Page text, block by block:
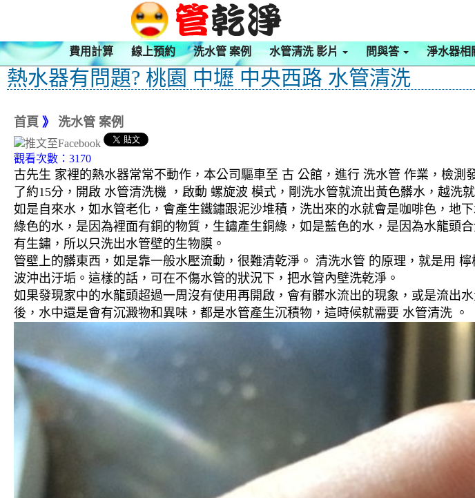
費用計算 線上預約 洗水管 案例 水管清洗 影片 問與答 淨水器相
熱水器有問題? 桃園 中壢 中央西路 水管清洗
首頁 》 洗水管 案例
觀看次數：3170
古先生 家裡的熱水器常常不動作，本公司驅車至 古 公館，進行 洗水管 作業，檢
了約15分，開啟 水管清洗機 ，啟動 螺旋波 模式，剛洗水管就流出黃色髒水，越洗
如是自來水，如水管老化，會產生鐵鏽跟泥沙堆積，洗出來的水就會是咖啡色，地
綠色的水，是因為裡面有銅的物質，生鏽產生銅綠，如是藍色的水，是因為水龍頭
有生鏽，所以只洗出水管壁的生物膜。
管壁上的髒東西，如是靠一般水壓流動，很難清乾淨。 清洗水管 的原理，就是用
波沖出汙垢。這樣的話，可在不傷水管的狀況下，把水管內壁洗乾淨。
如果發現家中的水龍頭超過一周沒有使用再開啟，會有髒水流出的現象，或是流出
後，水中還是會有沉澱物和異味，都是水管產生沉積物，這時候就需要 水管清洗 。